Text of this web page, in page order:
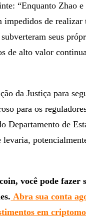
“Enquanto Zhao
de realizar
seus
de alto valor
da Justiça para
para os
Departamento de
levaria,
você pode fazer
Abra sua conta
em